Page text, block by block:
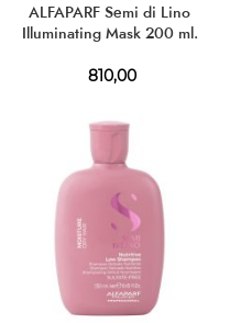
ALFAPARF Semi di Lino
Illuminating Mask 200 ml.
810,00